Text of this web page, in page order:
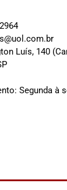
Luís, 140
Segunda à